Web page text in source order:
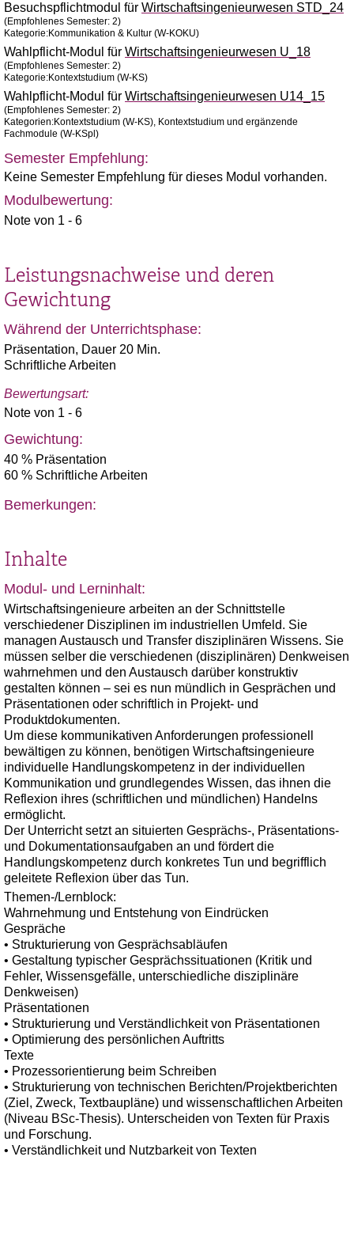
Besuchspflichtmodul für Wirtschaftsingenieurwesen STD_24
(Empfohlenes Semester: 2)
Kategorie:Kommunikation & Kultur (W-KOKU)
Wahlpflicht-Modul für Wirtschaftsingenieurwesen U_18
(Empfohlenes Semester: 2)
Kategorie:Kontextstudium (W-KS)
Wahlpflicht-Modul für Wirtschaftsingenieurwesen U14_15
(Empfohlenes Semester: 2)
Kategorien:Kontextstudium (W-KS), Kontextstudium und ergänzende
Fachmodule (W-KSpl)
Semester Empfehlung:
Keine Semester Empfehlung für dieses Modul vorhanden.
Modulbewertung:
Note von 1 - 6
Leistungsnachweise und deren
Gewichtung
Während der Unterrichtsphase:
Präsentation, Dauer 20 Min.
Schriftliche Arbeiten
Bewertungsart:
Note von 1 - 6
Gewichtung:
40 % Präsentation
60 % Schriftliche Arbeiten
Bemerkungen:
Inhalte
Modul- und Lerninhalt:
Wirtschaftsingenieure arbeiten an der Schnittstelle
verschiedener Disziplinen im industriellen Umfeld. Sie
managen Austausch und Transfer disziplinären Wissens. Sie
müssen selber die verschiedenen (disziplinären) Denkweisen
wahrnehmen und den Austausch darüber konstruktiv
gestalten können – sei es nun mündlich in Gesprächen und
Präsentationen oder schriftlich in Projekt- und
Produktdokumenten.
Um diese kommunikativen Anforderungen professionell
bewältigen zu können, benötigen Wirtschaftsingenieure
individuelle Handlungskompetenz in der individuellen
Kommunikation und grundlegendes Wissen, das ihnen die
Reflexion ihres (schriftlichen und mündlichen) Handelns
ermöglicht.
Der Unterricht setzt an situierten Gesprächs-, Präsentations-
und Dokumentationsaufgaben an und fördert die
Handlungskompetenz durch konkretes Tun und begrifflich
geleitete Reflexion über das Tun.
Themen-/Lernblock:
Wahrnehmung und Entstehung von Eindrücken
Gespräche
• Strukturierung von Gesprächsabläufen
• Gestaltung typischer Gesprächssituationen (Kritik und
Fehler, Wissensgefälle, unterschiedliche disziplinäre
Denkweisen)
Präsentationen
• Strukturierung und Verständlichkeit von Präsentationen
• Optimierung des persönlichen Auftritts
Texte
• Prozessorientierung beim Schreiben
• Strukturierung von technischen Berichten/Projektberichten
(Ziel, Zweck, Textbaupläne) und wissenschaftlichen Arbeiten
(Niveau BSc-Thesis). Unterscheiden von Texten für Praxis
und Forschung.
• Verständlichkeit und Nutzbarkeit von Texten